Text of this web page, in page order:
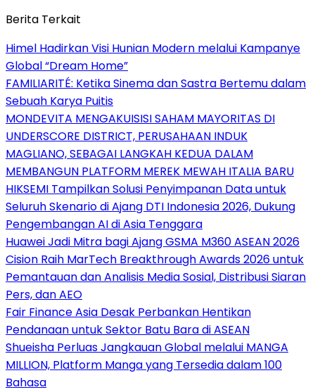
Berita Terkait
Himel Hadirkan Visi Hunian Modern melalui Kampanye
Global “Dream Home”
FAMILIARITÉ: Ketika Sinema dan Sastra Bertemu dalam
Sebuah Karya Puitis
MONDEVITA MENGAKUISISI SAHAM MAYORITAS DI
UNDERSCORE DISTRICT, PERUSAHAAN INDUK
MAGLIANO, SEBAGAI LANGKAH KEDUA DALAM
MEMBANGUN PLATFORM MEREK MEWAH ITALIA BARU
HIKSEMI Tampilkan Solusi Penyimpanan Data untuk
Seluruh Skenario di Ajang DTI Indonesia 2026, Dukung
Pengembangan AI di Asia Tenggara
Huawei Jadi Mitra bagi Ajang GSMA M360 ASEAN 2026
Cision Raih MarTech Breakthrough Awards 2026 untuk
Pemantauan dan Analisis Media Sosial, Distribusi Siaran
Pers, dan AEO
Fair Finance Asia Desak Perbankan Hentikan
Pendanaan untuk Sektor Batu Bara di ASEAN
Shueisha Perluas Jangkauan Global melalui MANGA
MILLION, Platform Manga yang Tersedia dalam 100
Bahasa